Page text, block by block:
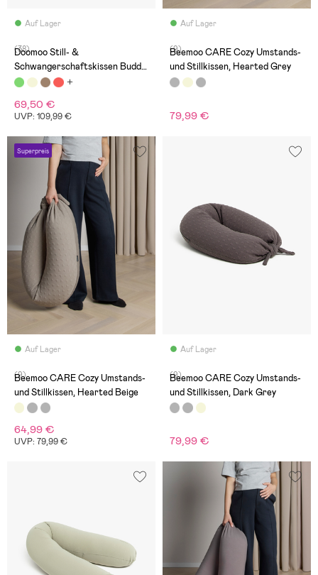
Auf Lager
(38)
Doomoo Still- &
Schwangerschaftskissen Buddy,
Manchester Khaki
69,50 €
UVP: 109,99 €
Auf Lager
(9)
Beemoo CARE Cozy Umstands-
und Stillkissen, Hearted Grey
79,99 €
Superpreis
Auf Lager
(9)
Beemoo CARE Cozy Umstands-
und Stillkissen, Hearted Beige
64,99 €
UVP: 79,99 €
Auf Lager
(9)
Beemoo CARE Cozy Umstands-
und Stillkissen, Dark Grey
79,99 €